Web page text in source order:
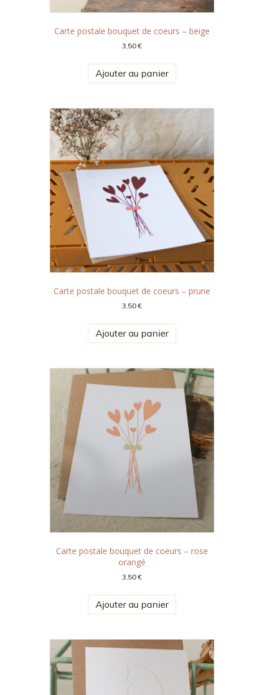
Carte postale bouquet de coeurs – beige
3,50€
Ajouter au panier
Carte postale bouquet de coeurs – prune
3,50€
Ajouter au panier
Carte postale bouquet de coeurs – rose
orangé
3,50€
Ajouter au panier